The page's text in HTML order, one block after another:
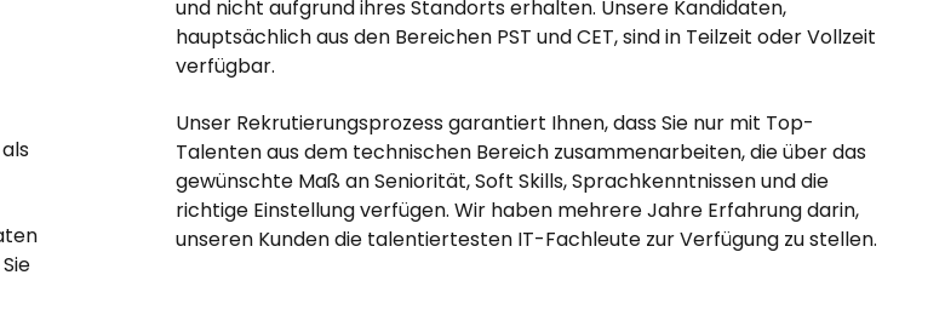
und nicht aufgrund ihres Standorts erhalten. Unsere Kandidaten,
hauptsächlich aus den Bereichen PST und CET, sind in Teilzeit oder Vollzeit
verfügbar.
Unser Rekrutierungsprozess garantiert Ihnen, dass Sie nur mit Top-
Talenten aus dem technischen Bereich zusammenarbeiten, die über das
gewünschte Maß an Seniorität, Soft Skills, Sprachkenntnissen und die
richtige Einstellung verfügen. Wir haben mehrere Jahre Erfahrung darin,
unseren Kunden die talentiertesten IT-Fachleute zur Verfügung zu stellen.